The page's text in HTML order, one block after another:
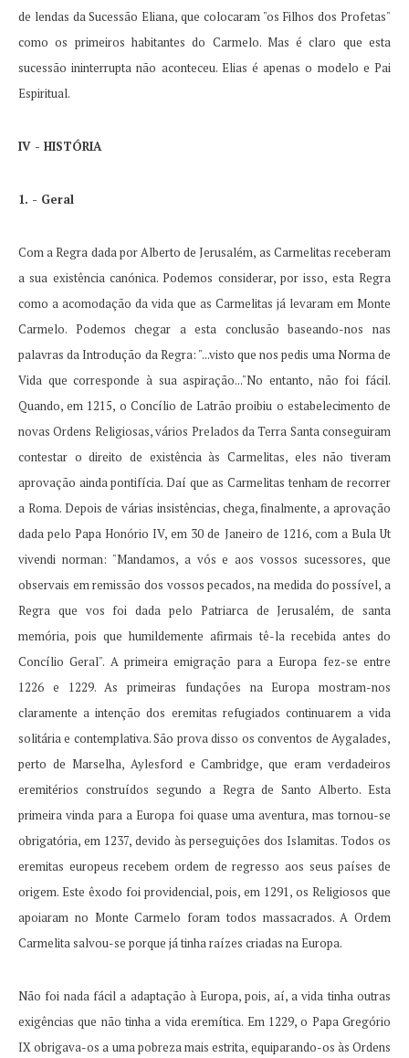
de lendas da Sucessão Eliana, que colocaram "os Filhos dos Profetas"
como os primeiros habitantes do Carmelo. Mas é claro que esta
sucessão ininterrupta não aconteceu. Elias é apenas o modelo e Pai
Espiritual.
IV - HISTÓRIA
1. - Geral
Com a Regra dada por Alberto de Jerusalém, as Carmelitas receberam
a sua existência canónica.Podemos considerar, por isso, esta Regra
como a acomodação da vida que as Carmelitas já levaram em Monte
Carmelo. Podemos chegar a esta conclusão baseando-nos nas
palavras da Introdução da Regra: "...visto que nos pedis uma Norma de
Vida que corresponde à sua aspiração..."No entanto, não foi fácil.
Quando, em 1215, o Concílio de Latrão proibiu o estabelecimento de
novas Ordens Religiosas, vários Prelados da Terra Santa conseguiram
contestar o direito de existência às Carmelitas, eles não tiveram
aprovação ainda pontifícia. Daí que as Carmelitas tenham de recorrer
a Roma. Depois de várias insistências, chega, finalmente, a aprovação
dada pelo Papa Honório IV, em 30 de Janeiro de 1216, com a Bula Ut
vivendi norman: "Mandamos, a vós e aos vossos sucessores, que
observais em remissão dos vossos pecados, na medida do possível, a
Regra que vos foi dada pelo Patriarca de Jerusalém, de santa
memória, pois que humildemente afirmais tê-la recebida antes do
Concílio Geral". A primeira emigração para a Europa fez-se entre
1226 e 1229. As primeiras fundações na Europa mostram-nos
claramente a intenção dos eremitas refugiados continuarem a vida
solitária e contemplativa.São prova disso os conventos de Aygalades,
perto de Marselha, Aylesford e Cambridge, que eram verdadeiros
eremitérios construídos segundo a Regra de Santo Alberto. Esta
primeira vinda para a Europa foi quase uma aventura, mas tornou-se
obrigatória, em 1237, devido às perseguições dos Islamitas.Todos os
eremitas europeus recebem ordem de regresso aos seus países de
origem. Este êxodo foi providencial, pois, em 1291, os Religiosos que
apoiaram no Monte Carmelo foram todos massacrados.A Ordem
Carmelita salvou-se porque já tinha raízes criadas na Europa.
Não foi nada fácil a adaptação à Europa, pois, aí, a vida tinha outras
exigências que não tinha a vida eremítica. Em 1229, o Papa Gregório
IX obrigava-os a uma pobreza mais estrita, equiparando-os às Ordens